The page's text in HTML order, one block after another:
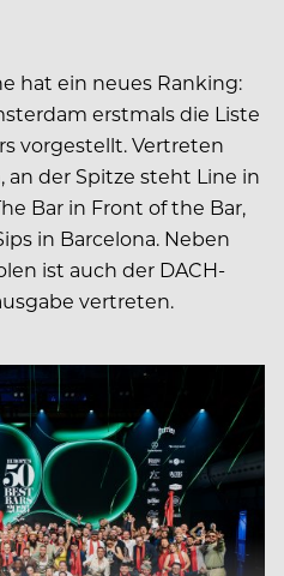
hat ein neues Ranking:
erstmals die Liste
vorgestellt. Vertreten
an der Spitze steht Line in
Bar in Front of the Bar,
in Barcelona. Neben
ist auch der DACH-
vertreten.